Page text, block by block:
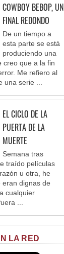
COWBOY BEBOP, UN
FINAL REDONDO
De un tiempo a
esta parte se está
produciendo una
creo que a la fin
Me refiero al
una serie ...
EL CICLO DE LA
PUERTA DE LA
MUERTE
Semana tras
traído películas
u otra, he
eran dignas de
cualquier
...
LA RED